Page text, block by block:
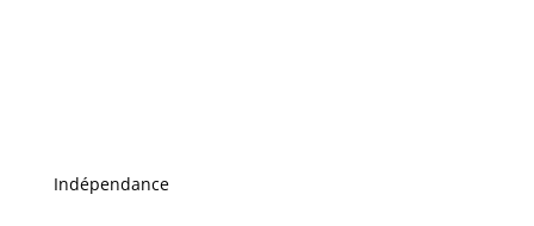
Indépendance